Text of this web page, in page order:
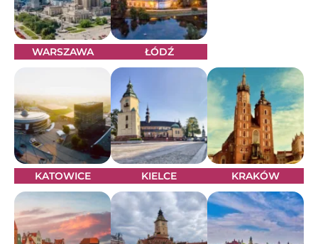
WARSZAWA ŁÓDŹ
KATOWICE KIELCE KRAKÓW